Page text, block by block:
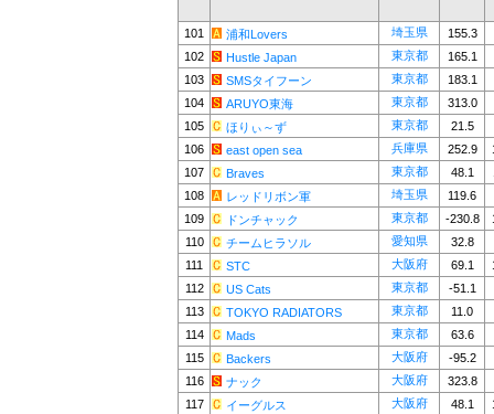
101 浦和Lovers 埼玉県
155.3
102
Hustle Japan 東京都
165.1
103
SMSタイフーン 東京都
183.1
104
ARUYO東海 東京都
313.0
105
ほりぃ～ず 東京都
21.5
106
east open sea 兵庫県 252.9
107
Braves 東京都 48.1
108
レッドリボン軍 埼玉県
119.6
109
ドンチャック 東京都 -230.8
110
チームヒラソル 愛知県
32.8
111
STC 大阪府 69.1
112
US Cats 東京都
-51.1
113
TOKYO RADIATORS 東京都
11.0
114
Mads 東京都
63.6
115
Backers 大阪府
-95.2
116
ナック 大阪府
323.8
117
イーグルス 大阪府 48.1